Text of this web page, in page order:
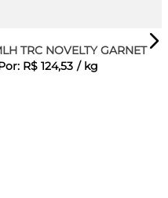
TRC NOVELTY GARNET
R$ 124,53 / kg